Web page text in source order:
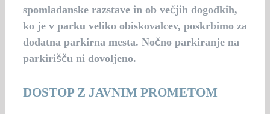
spomladanske razstave in ob večjih dogodkih,
ko je v parku veliko obiskovalcev, poskrbimo za
dodatna parkirna mesta. Nočno parkiranje na
parkirišču ni dovoljeno.
DOSTOP Z JAVNIM PROMETOM